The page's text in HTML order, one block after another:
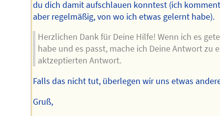
du dich damit aufschlauen konntest (ich
aber regelmäßig, von wo ich etwas gelernt habe).
Herzlichen Dank für Deine Hilfe! Wenn ich es
habe und es passt, mache ich Deine Antwort zu
aktzeptierten Antwort.
Falls das nicht tut, überlegen wir uns etwas
Gruß,